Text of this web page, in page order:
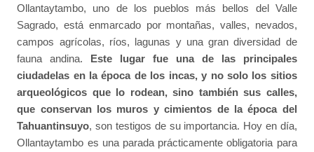
Ollantaytambo, uno de los pueblos más bellos del Valle
Sagrado, está enmarcado por montañas, valles, nevados,
campos agrícolas, ríos, lagunas y una gran diversidad de
fauna andina. Este lugar fue una de las principales
ciudadelas en la época de los incas, y no solo los sitios
arqueológicos que lo rodean, sino también sus calles,
que conservan los muros y cimientos de la época del
Tahuantinsuyo, son testigos de su importancia. Hoy en día,
Ollantaytambo es una parada prácticamente obligatoria para